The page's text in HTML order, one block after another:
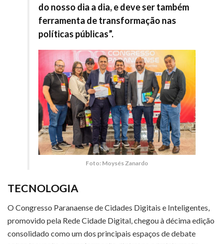
do nosso dia a dia, e deve ser também
ferramenta de transformação nas
políticas públicas”.
Foto: Moysés Zanardo
TECNOLOGIA
O Congresso Paranaense de Cidades Digitais e Inteligentes,
promovido pela Rede Cidade Digital, chegou à décima edição
consolidado como um dos principais espaços de debate